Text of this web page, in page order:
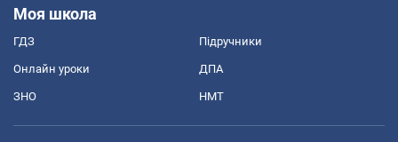
Моя школа
ГДЗ Підручники
Онлайн уроки ДПА
ЗНО НМТ